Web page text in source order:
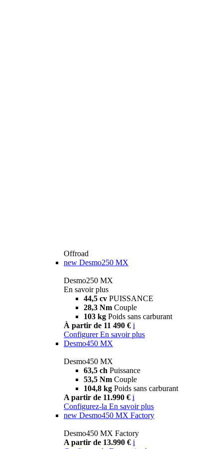
Offroad
new Desmo250 MX
Desmo250 MX
En savoir plus
44,5 cv PUISSANCE
28,3 Nm Couple
103 kg Poids sans carburant
À partir de 11 490 € i
Configurer En savoir plus
Desmo450 MX
Desmo450 MX
63,5 ch Puissance
53,5 Nm Couple
104,8 kg Poids sans carburant
A partir de 11.990 € i
Configurez-la En savoir plus
new Desmo450 MX Factory
Desmo450 MX Factory
A partir de 13.990 € i